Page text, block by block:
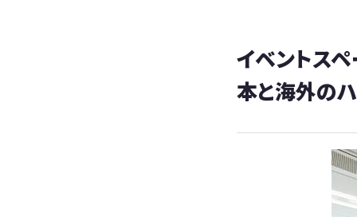
イベントス
本と海外の